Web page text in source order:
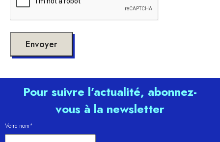
Pour suivre l’actualité, abonnez-
vous à la newsletter
Votre nom*